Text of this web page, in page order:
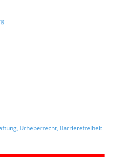
Urheberrecht, Barrierefreiheit